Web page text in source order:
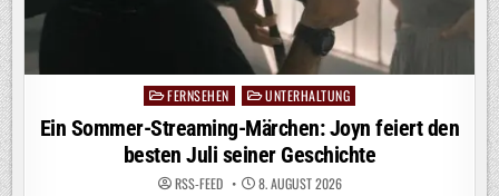
VON
SEINEN
„PREUSSEN B
EEINDRUCKT“, 5
:2! R
EGENSBURG H
AT S
PASS
Posted
in
FERNSEHEN UNTERHALTUNG
Ein Sommer-Streaming-Märchen: Joyn feiert den
besten Juli seiner Geschichte
RSS-FEED 8. AUGUST 2026